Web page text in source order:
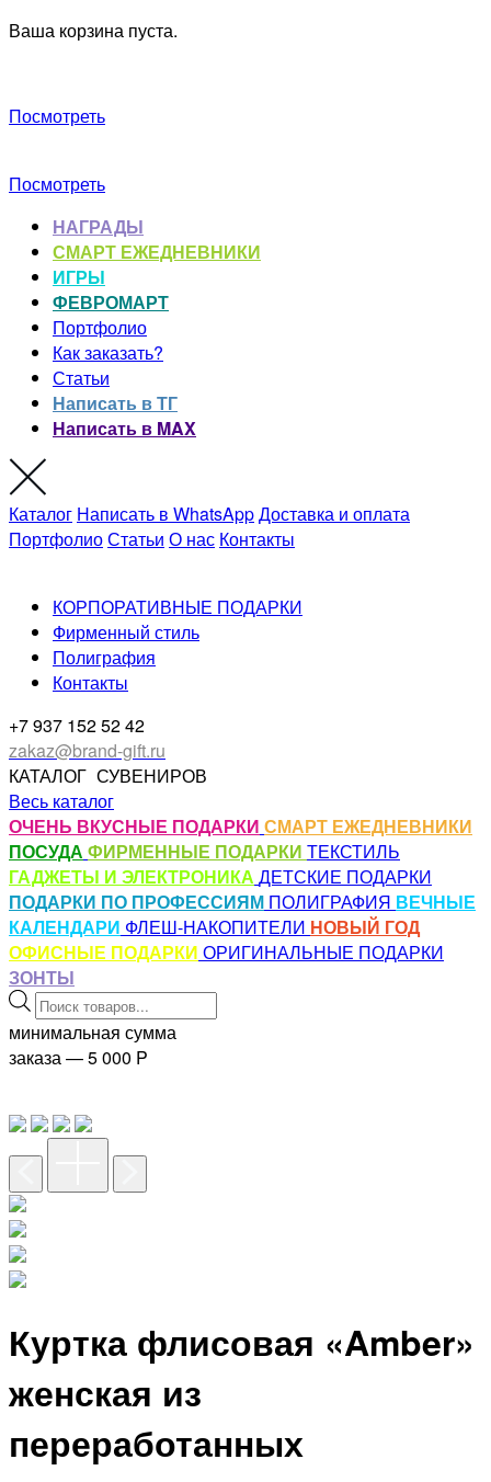
Ваша корзина пуста.
Посмотреть
Посмотреть
НАГРАДЫ
СМАРТ ЕЖЕДНЕВНИКИ
ИГРЫ
ФЕВРОМАРТ
Портфолио
Как заказать?
Статьи
Написать в ТГ
Написать в MAX
Каталог Написать в WhatsAppДоставка и оплата
ПортфолиоСтатьи О нас Контакты
КОРПОРАТИВНЫЕ ПОДАРКИ
Фирменный стиль
Полиграфия
Контакты
+7 937 152 52 42
zakaz@brand-gift.ru
КАТАЛОГ СУВЕНИРОВ
Весь каталог
ОЧЕНЬ ВКУСНЫЕ ПОДАРКИ СМАРТ ЕЖЕДНЕВНИКИ
ПОСУДА ФИРМЕННЫЕ ПОДАРКИ ТЕКСТИЛЬ
ГАДЖЕТЫ И ЭЛЕКТРОНИКА ДЕТСКИЕ ПОДАРКИ
ПОДАРКИ ПО ПРОФЕССИЯМ ПОЛИГРАФИЯ ВЕЧНЫЕ
КАЛЕНДАРИ ФЛЕШ-НАКОПИТЕЛИ НОВЫЙ ГОД
ОФИСНЫЕ ПОДАРКИ ОРИГИНАЛЬНЫЕ ПОДАРКИ
ЗОНТЫ
Поиск
товаров
минимальная сумма
заказа — 5 000 P
Куртка флисовая «Amber»
женская из
переработанных